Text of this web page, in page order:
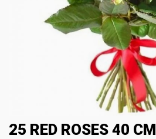
25 RED ROSES 40 CM